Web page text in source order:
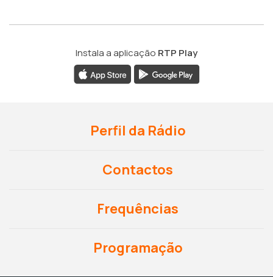
Instala a aplicação RTP Play
Perfil da Rádio
Contactos
Frequências
Programação